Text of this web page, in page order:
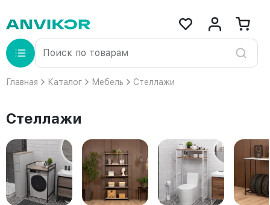
Главная Каталог Мебель Стеллажи
Стеллажи